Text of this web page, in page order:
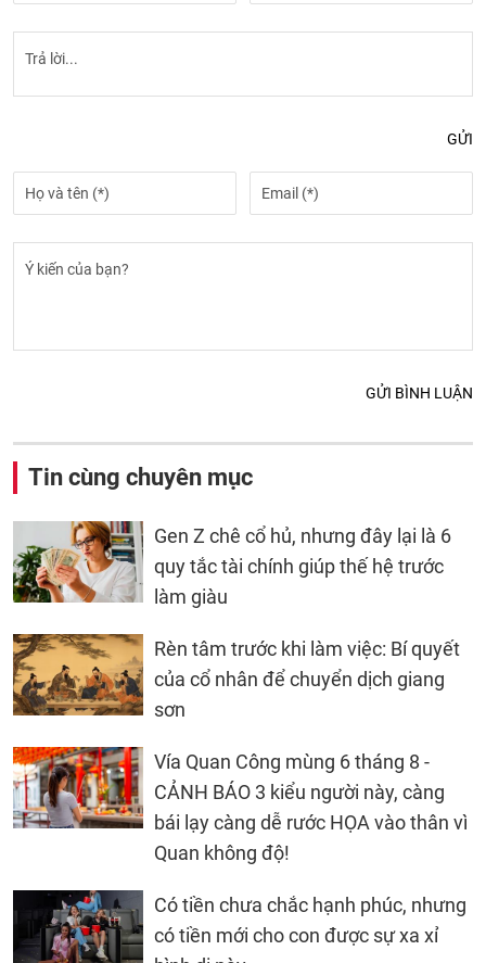
GỬI
GỬI BÌNH LUẬN
Tin cùng chuyên mục
Gen Z chê cổ hủ, nhưng đây lại là 6
quy tắc tài chính giúp thế hệ trước
làm giàu
Rèn tâm trước khi làm việc: Bí quyết
của cổ nhân để chuyển dịch giang
sơn
Vía Quan Công mùng 6 tháng 8 -
CẢNH BÁO 3 kiểu người này, càng
bái lạy càng dễ rước HỌA vào thân vì
Quan không độ!
Có tiền chưa chắc hạnh phúc, nhưng
có tiền mới cho con được sự xa xỉ